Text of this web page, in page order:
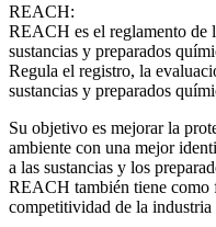
REACH:
REACH es el reglamento de
sustancias y preparados
Regula el registro, la
sustancias y preparados
Su objetivo es mejorar la
ambiente con una mejor
a las sustancias y los
REACH también tiene
competitividad de la